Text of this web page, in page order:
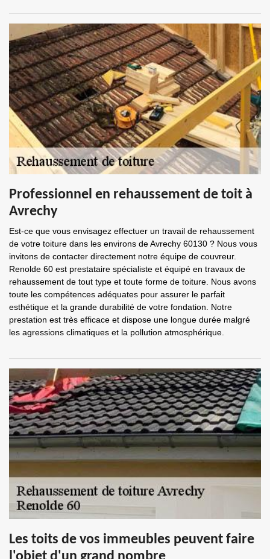
Professionnel en rehaussement de toit à
Avrechy
Est-ce que vous envisagez effectuer un travail de rehaussement
de votre toiture dans les environs de Avrechy 60130 ? Nous vous
invitons de contacter directement notre équipe de couvreur.
Renolde 60 est prestataire spécialiste et équipé en travaux de
rehaussement de tout type et toute forme de toiture. Nous avons
toute les compétences adéquates pour assurer le parfait
esthétique et la grande durabilité de votre fondation. Notre
prestation est très efficace et dispose une longue durée malgré
les agressions climatiques et la pollution atmosphérique.
Les toits de vos immeubles peuvent faire